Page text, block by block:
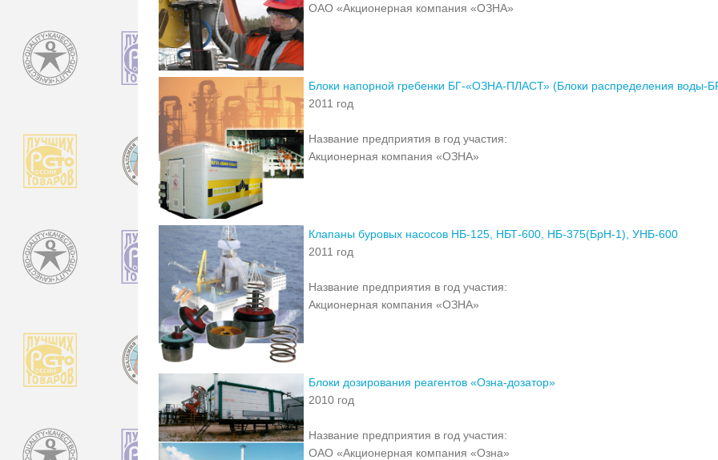
ОАО «Акционерная компания «ОЗНА»
Блоки напорной гребенки БГ-«ОЗНА-ПЛАСТ» (Блоки распределения воды-
2011 год
Название предприятия в год участия:
Акционерная компания «ОЗНА»
Клапаны буровых насосов НБ-125, НБТ-600, НБ-375(БрН-1), УНБ-600
2011 год
Название предприятия в год участия:
Акционерная компания «ОЗНА»
Блоки дозирования реагентов «Озна-дозатор»
2010 год
Название предприятия в год участия:
ОАО «Акционерная компания «Озна»